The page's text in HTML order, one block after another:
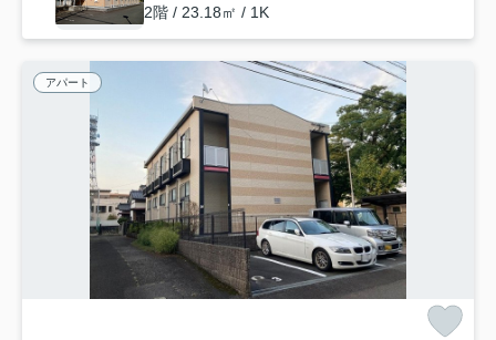
2階 / 23.18㎡ / 1K
アパート